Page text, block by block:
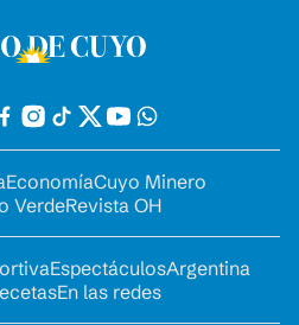
EconomíaCuyo Minero
VerdeRevista OH
EspectáculosArgentina
En las redes